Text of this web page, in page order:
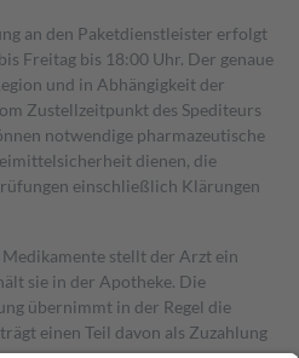
an den Paketdienstleister erfolgt
Freitag bis 18:00 Uhr. Der genaue
und in Abhängigkeit der
Zustellzeitpunkt des Spediteurs
notwendige pharmazeutische
dienen, die
einschließlich Klärungen
stellt der Arzt ein
sie in der Apotheke. Die
übernimmt in der Regel die
einen Teil davon als Zuzahlung